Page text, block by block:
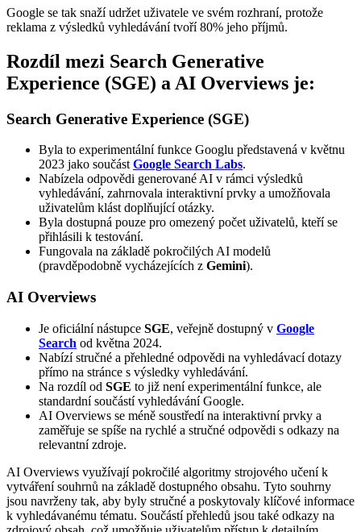
Google se tak snaží udržet uživatele ve svém rozhraní, protože
reklama z výsledků vyhledávání tvoří 80% jeho příjmů.
Rozdíl mezi Search Generative
Experience (SGE) a AI Overviews je:
Search Generative Experience (SGE)
Byla to experimentální funkce Googlu představená v květnu
2023 jako součástGoogle Search Labs.
Nabízela odpovědi generované AI v rámci výsledků
vyhledávání, zahrnovala interaktivní prvky a umožňovala
uživatelům klást doplňující otázky.
Byla dostupná pouze pro omezený počet uživatelů, kteří se
přihlásili k testování.
Fungovala na základě pokročilých AI modelů
(pravděpodobně vycházejících z Gemini).
AI Overviews
Je oficiální nástupce SGE, veřejně dostupný v Google
Search od května 2024.
Nabízí stručné a přehledné odpovědi na vyhledávací dotazy
přímo na stránce s výsledky vyhledávání.
Na rozdíl od SGE to již není experimentální funkce, ale
standardní součástí vyhledávání Google.
AI Overviews se méně soustředí na interaktivní prvky a
zaměřuje se spíše na rychlé a stručné odpovědi s odkazy na
relevantní zdroje.
AI Overviews využívají pokročilé algoritmy strojového učení k
vytváření souhrnů na základě dostupného obsahu. Tyto souhrny
jsou navrženy tak, aby byly stručné a poskytovaly klíčové informace
k vyhledávanému tématu. Součástí přehledů jsou také odkazy na